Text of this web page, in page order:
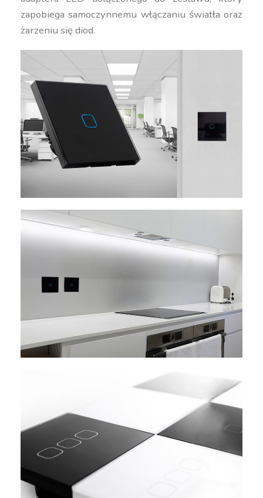
zapobiega samoczynnemu włączaniu światła oraz
żarzeniu się diod.